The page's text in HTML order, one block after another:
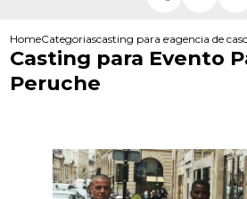
HomeCategoriascasting para eventos
agencia de
Casting para Evento
Peruche